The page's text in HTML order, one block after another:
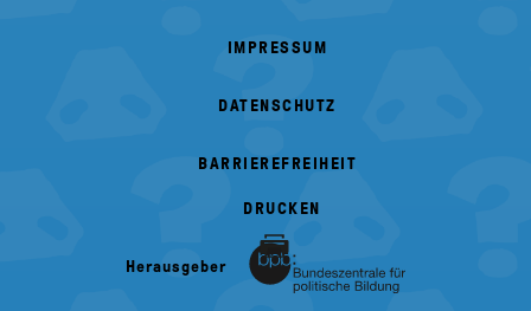
IMPRESSUM
DATENSCHUTZ
BARRIEREFREIHEIT
DRUCKEN
Herausgeber